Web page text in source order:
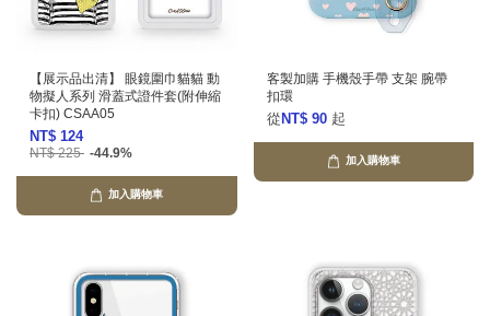
【展示品出清】 眼鏡圍巾貓貓 動
物擬人系列 滑蓋式證件套(附伸縮
卡扣) CSAA05
NT$ 124
NT$ 225 -44.9%
加入購物車
客製加購 手機殼手帶 支架 腕帶
扣環
從 NT$ 90 起
加入購物車